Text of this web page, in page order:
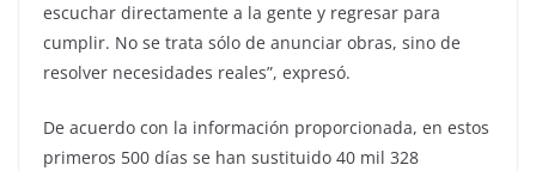
escuchar directamente a la gente y regresar para
cumplir. No se trata sólo de anunciar obras, sino de
resolver necesidades reales”, expresó.
De acuerdo con la información proporcionada, en estos
primeros 500 días se han sustituido 40 mil 328